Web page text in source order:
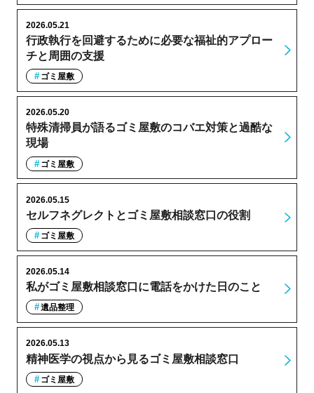
行政執行を回避するために必要な福祉的アプロー
チと周囲の支援
2026.05.21
ゴミ屋敷
特殊清掃員が語るゴミ屋敷のコバエ対策と過酷な
現場
2026.05.20
ゴミ屋敷
セルフネグレクトとゴミ屋敷相談窓口の役割
2026.05.15
ゴミ屋敷
私がゴミ屋敷相談窓口に電話をかけた日のこと
2026.05.14
遺品整理
精神医学の視点から見るゴミ屋敷相談窓口
2026.05.13
ゴミ屋敷